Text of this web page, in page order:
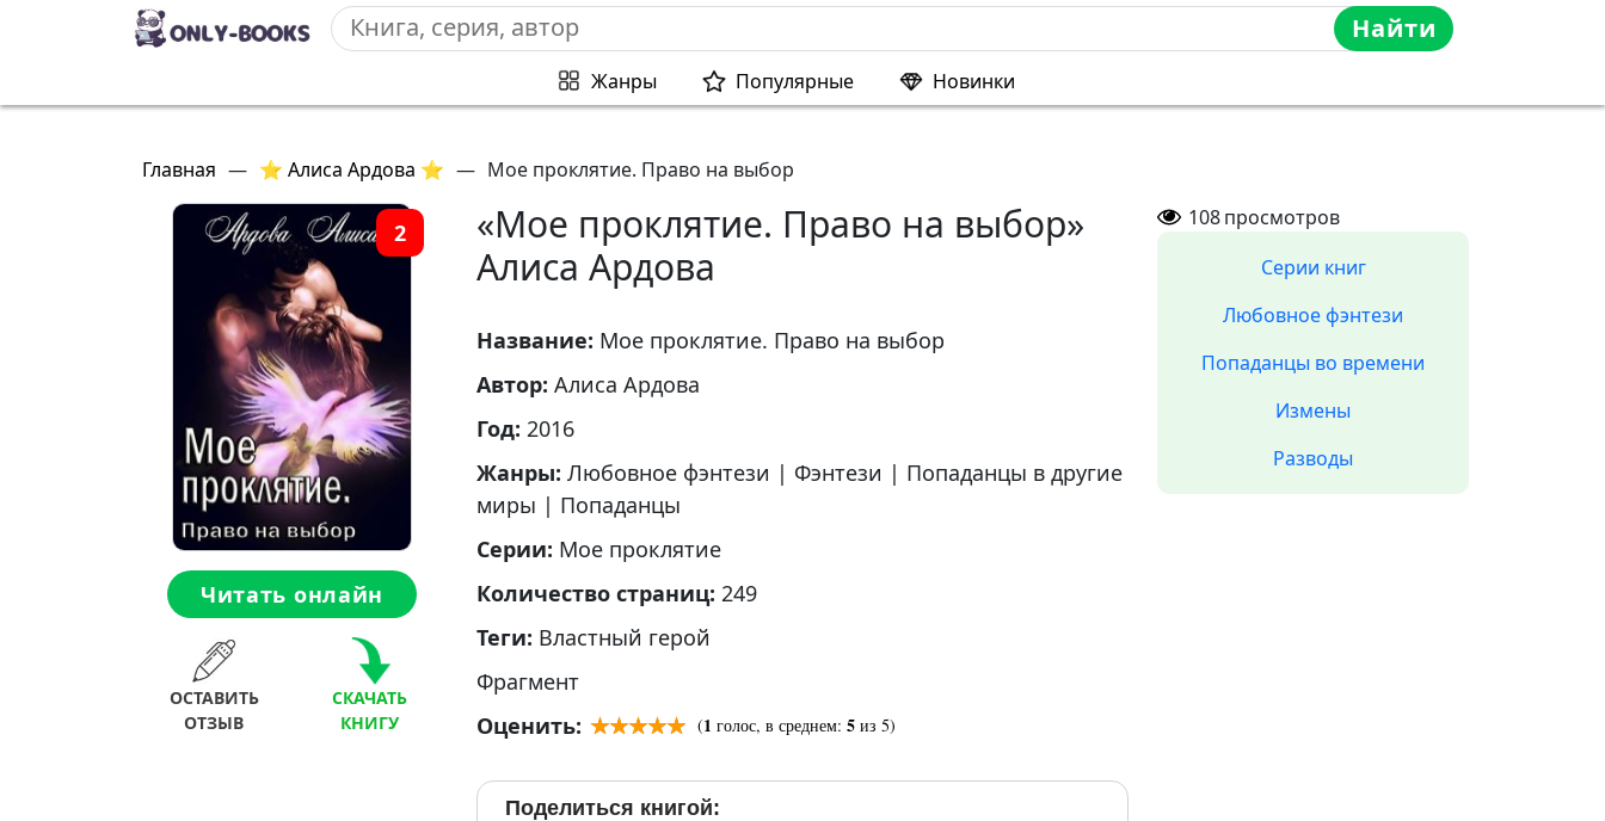
Найти
Жанры Популярные Новинки
Главная — ⭐ Алиса Ардова ⭐ — Мое проклятие. Право на выбор
2
Читать онлайн
ОСТАВИТЬ
ОТЗЫВ
СКАЧАТЬ
КНИГУ
«Мое проклятие. Право на выбор»
Алиса Ардова
Название: Мое проклятие. Право на выбор
Автор: Алиса Ардова
Год: 2016
Жанры: Любовное фэнтези | Фэнтези | Попаданцы в другие
миры | Попаданцы
Серии: Мое проклятие
Количество страниц: 249
Теги: Властный герой
Фрагмент
Оценить:
(1 голос, в среднем: 5 из 5)
Поделиться книгой:
108просмотров
Серии книг
Любовное фэнтези
Попаданцы во времени
Измены
Разводы